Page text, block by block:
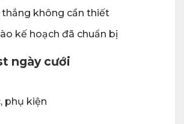
thẳng không cần thiết
kế hoạch đã chuẩn bị
ngày cưới
phụ kiện